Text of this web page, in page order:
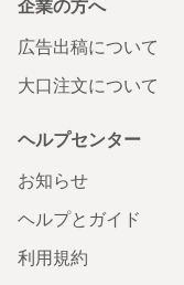
企業の方へ
広告出稿について
大口注文について
ヘルプセンター
お知らせ
ヘルプとガイド
利用規約